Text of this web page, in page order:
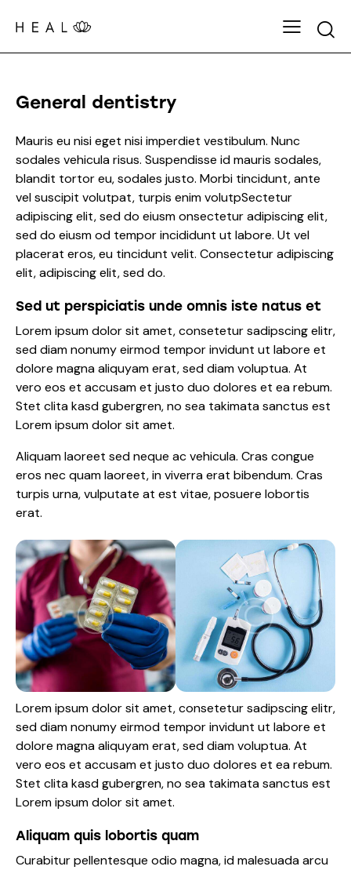
General dentistry
Mauris eu nisi eget nisi imperdiet vestibulum. Nunc
sodales vehicula risus. Suspendisse id mauris sodales,
blandit tortor eu, sodales justo. Morbi tincidunt, ante
vel suscipit volutpat, turpis enim volutpSectetur
adipiscing elit, sed do eiusm onsectetur adipiscing elit,
sed do eiusm od tempor incididunt ut labore. Ut vel
placerat eros, eu tincidunt velit. Consectetur adipiscing
elit, adipiscing elit, sed do.
Sed ut perspiciatis unde omnis iste natus et
Lorem ipsum dolor sit amet, consetetur sadipscing elitr,
sed diam nonumy eirmod tempor invidunt ut labore et
dolore magna aliquyam erat, sed diam voluptua. At
vero eos et accusam et justo duo dolores et ea rebum.
Stet clita kasd gubergren, no sea takimata sanctus est
Lorem ipsum dolor sit amet.
Aliquam laoreet sed neque ac vehicula. Cras congue
eros nec quam laoreet, in viverra erat bibendum. Cras
turpis urna, vulputate at est vitae, posuere lobortis
erat.
Lorem ipsum dolor sit amet, consetetur sadipscing elitr,
sed diam nonumy eirmod tempor invidunt ut labore et
dolore magna aliquyam erat, sed diam voluptua. At
vero eos et accusam et justo duo dolores et ea rebum.
Stet clita kasd gubergren, no sea takimata sanctus est
Lorem ipsum dolor sit amet.
Aliquam quis lobortis quam
Curabitur pellentesque odio magna, id malesuada arcu